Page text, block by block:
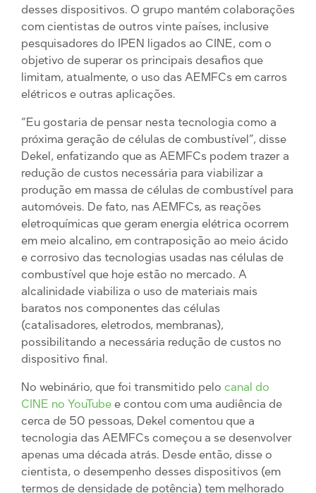
desses dispositivos. O grupo mantém colaborações
com cientistas de outros vinte países, inclusive
pesquisadores do IPEN ligados ao CINE, com o
objetivo de superar os principais desafios que
limitam, atualmente, o uso das AEMFCs em carros
elétricos e outras aplicações.
“Eu gostaria de pensar nesta tecnologia como a
próxima geração de células de combustível”, disse
Dekel, enfatizando que as AEMFCs podem trazer a
redução de custos necessária para viabilizar a
produção em massa de células de combustível para
automóveis. De fato, nas AEMFCs, as reações
eletroquímicas que geram energia elétrica ocorrem
em meio alcalino, em contraposição ao meio ácido
e corrosivo das tecnologias usadas nas células de
combustível que hoje estão no mercado. A
alcalinidade viabiliza o uso de materiais mais
baratos nos componentes das células
(catalisadores, eletrodos, membranas),
possibilitando a necessária redução de custos no
dispositivo final.
No webinário, que foi transmitido pelo canal do
CINE no YouTube e contou com uma audiência de
cerca de 50 pessoas, Dekel comentou que a
tecnologia das AEMFCs começou a se desenvolver
apenas uma década atrás. Desde então, disse o
cientista, o desempenho desses dispositivos (em
termos de densidade de potência) tem melhorado